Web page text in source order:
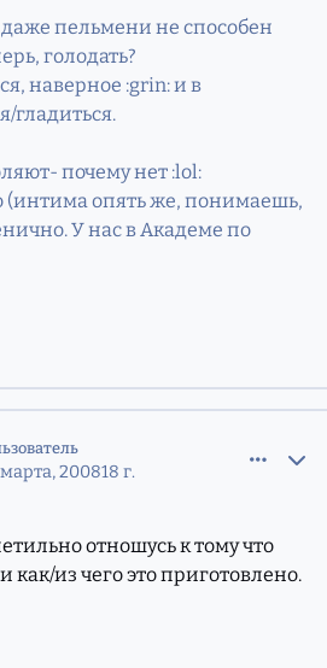
пельмени не способен
голодать?
наверное :grin: и в
гладиться.
почему нет :lol:
(интима опять же, понимаешь,
У нас в Академе по
марта, 200818 г.
отношусь к тому что
как/из чего это приготовлено.